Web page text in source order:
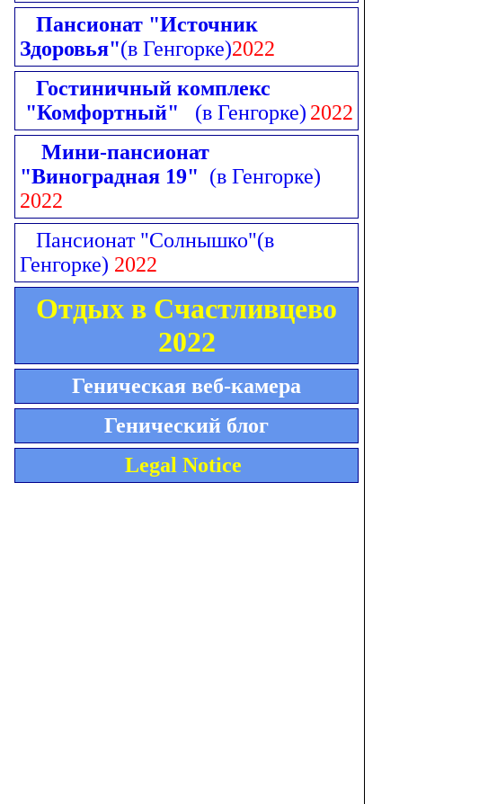
Пансионат "Источник
Здоровья"(в Генгорке)2022
Гостиничный комплекс
"Комфортный" (в Генгорке) 2022
Мини-пансионат
"Виноградная 19" (в Генгорке)
2022
Пансионат "Солнышко"(в
Генгорке) 2022
Отдых в Счастливцево
2022
Геническая веб-камера
Генический блог
Legal Notice